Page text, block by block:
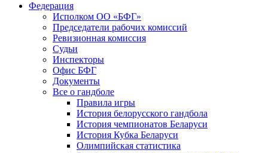
Федерация
Исполком ОО «БФГ»
Председатели рабочих комиссий
Ревизионная комиссия
Судьи
Инспекторы
Офис БФГ
Документы
Все о гандболе
Правила игры
История белорусского гандбола
История чемпионатов Беларуси
История Кубка Беларуси
Олимпийская статистика